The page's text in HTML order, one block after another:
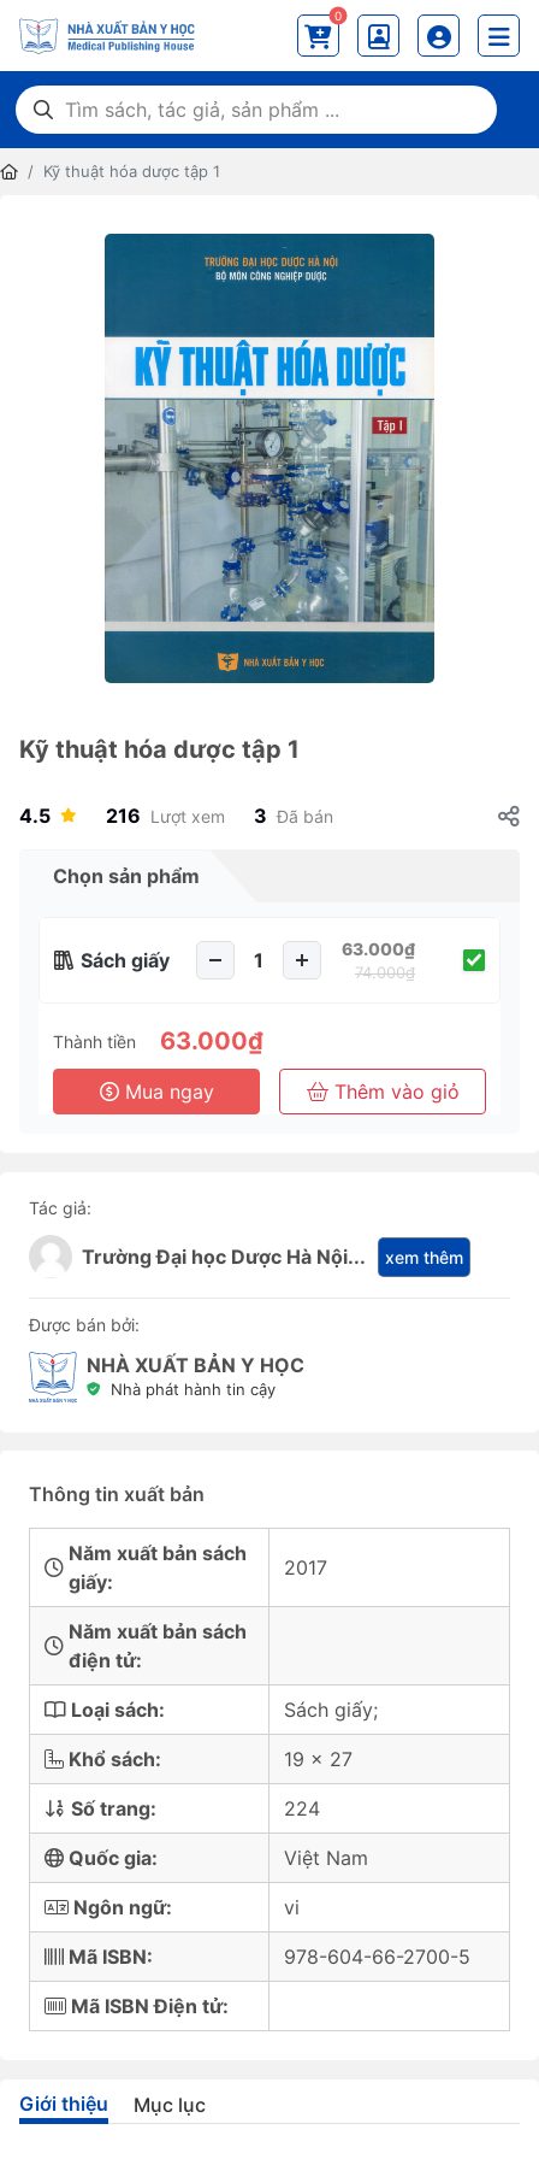
0
Kỹ thuật hóa dược tập 1
Kỹ thuật hóa dược tập 1
4.5 216 Lượt xem 3 Đã bán
Chọn sản phẩm
Sách giấy 63.000₫
74.000₫
Thành tiền 63.000₫
Mua ngay Thêm vào giỏ
Tác giả:
Trường Đại học Dược Hà Nội... xem thêm
Được bán bởi:
NHÀ XUẤT BẢN Y HỌC
Nhà phát hành tin cậy
Thông tin xuất bản
Năm xuất bản sách
giấy:
2017
Năm xuất bản sách
điện tử:
Loại sách: Sách giấy;
Khổ sách: 19 x 27
Số trang: 224
Quốc gia: Việt Nam
Ngôn ngữ: vi
Mã ISBN: 978-604-66-2700-5
Mã ISBN Điện tử:
Giới thiệu Mục lục